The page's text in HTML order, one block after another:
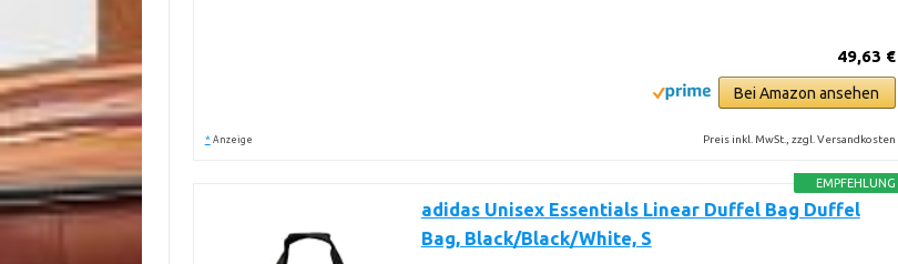
49,63 €
Bei Amazon ansehen
* Anzeige Preis inkl. MwSt., zzgl. Versandkosten
EMPFEHLUNG
adidas Unisex Essentials Linear Duffel Bag Duffel
Bag, Black/Black/White, S